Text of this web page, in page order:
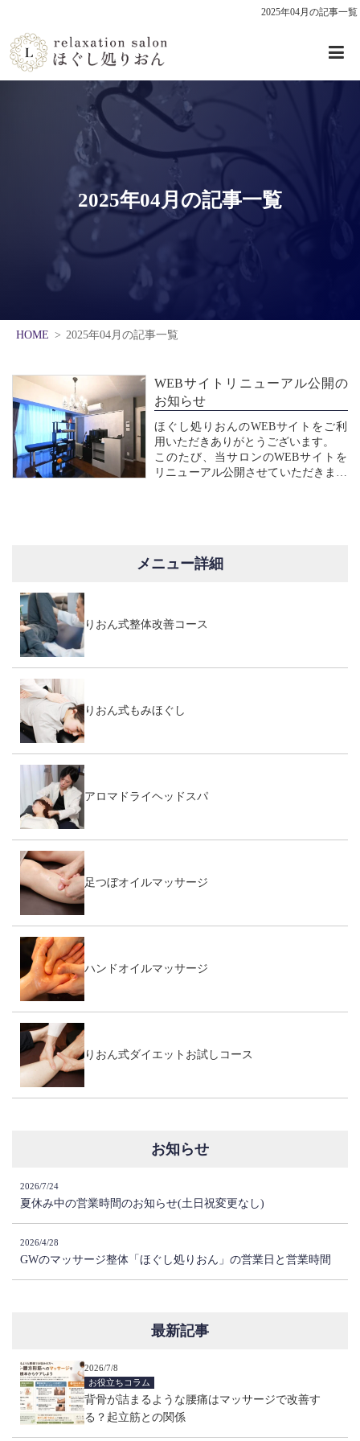
2025年04月の記事一覧
2025年04月の記事一覧
HOME 2025年04月の記事一覧
WEBサイトリニューアル公開の
お知らせ
ほぐし処りおんのWEBサイトをご利
用いただきありがとうございます。
このたび、当サロンのWEBサイトを
リニューアル公開させていただきまし
いますよう、よろしくお願い申し上げ
メニュー詳細
りおん式整体改善コース
りおん式もみほぐし
アロマドライヘッドスパ
足つぼオイルマッサージ
ハンドオイルマッサージ
りおん式ダイエットお試しコース
お知らせ
2026/7/24
夏休み中の営業時間のお知らせ(土日祝変更なし)
2026/4/28
GWのマッサージ整体「ほぐし処りおん」の営業日と営業時間
最新記事
2026/7/8
お役立ちコラム
背骨が詰まるような腰痛はマッサージで改善す
る？起立筋との関係